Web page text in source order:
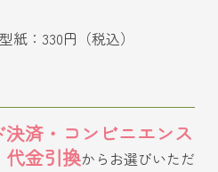
紙：330円（税込）
済・コンビニエンス
代金引換からお選びいただ